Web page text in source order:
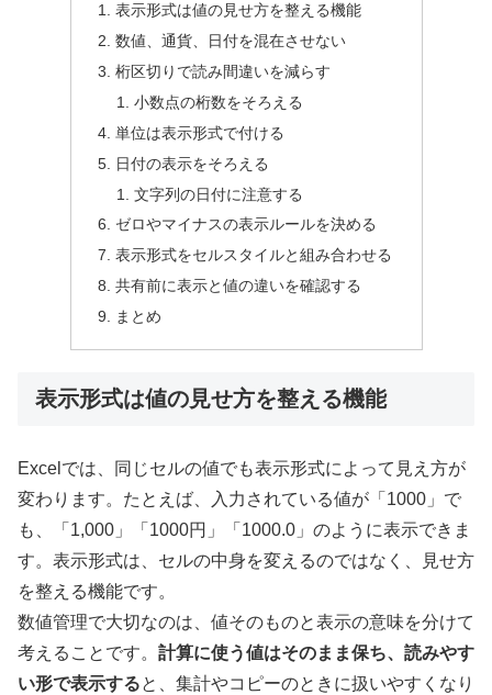
表示形式は値の見せ方を整える機能
数値、通貨、日付を混在させない
桁区切りで読み間違いを減らす
小数点の桁数をそろえる
単位は表示形式で付ける
日付の表示をそろえる
文字列の日付に注意する
ゼロやマイナスの表示ルールを決める
表示形式をセルスタイルと組み合わせる
共有前に表示と値の違いを確認する
まとめ
表示形式は値の見せ方を整える機能
Excelでは、同じセルの値でも表示形式によって見え方が
変わります。たとえば、入力されている値が「1000」で
も、「1,000」「1000円」「1000.0」のように表示できま
す。表示形式は、セルの中身を変えるのではなく、見せ方
を整える機能です。
数値管理で大切なのは、値そのものと表示の意味を分けて
考えることです。 計算に使う値はそのまま保ち、読みやす
い形で表示すると、集計やコピーのときに扱いやすくなり